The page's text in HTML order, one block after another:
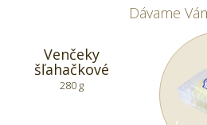
Dávame
Venčeky
šľahačkové
280 g